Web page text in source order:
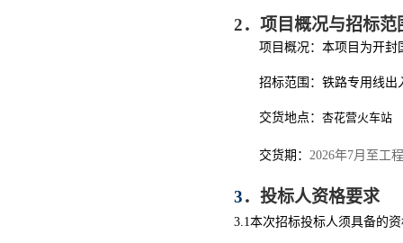
2． 项目概况与招标范
项目概况： 本项目为开封
招标范围：铁路专用线出
交货地点： 杏花营火车站
交货期： 2026年7月 至工
3． 投标人资格要求
3.1本次招标投标人须具备的